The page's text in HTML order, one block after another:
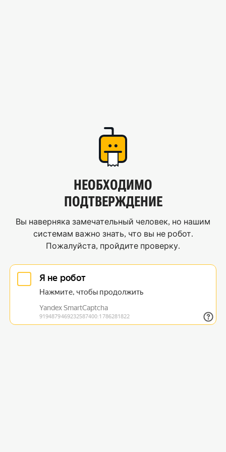
НЕОБХОДИМО
ПОДТВЕРЖДЕНИЕ
Вы наверняка замечательный человек, но нашим
системам важно знать, что вы не робот.
Пожалуйста, пройдите проверку.